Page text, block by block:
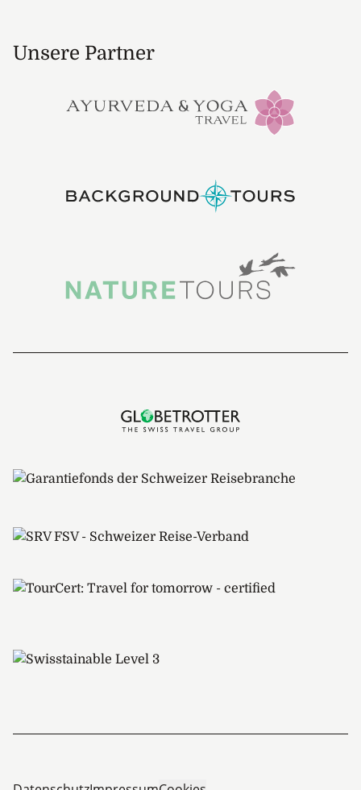
Unsere Partner